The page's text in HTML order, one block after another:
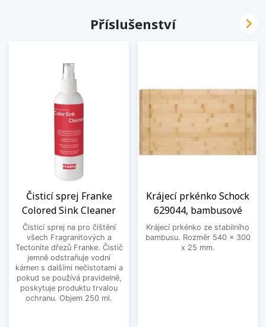
Příslušenství
Čisticí sprej Franke
Colored Sink Cleaner
Čisticí sprej na pro čištění
všech Fragranitových a
Tectonite dřezů Franke. Čistič
jemně odstraňuje vodní
kámen s dalšími nečistotami a
pokud se používá pravidelně,
poskytuje produktu trvalou
ochranu. Objem 250 ml.
Krájecí prkénko Schock
629044, bambusové
Krájecí prkénko ze stabilního
bambusu. Rozměr 540 x 300
x 25 mm.
